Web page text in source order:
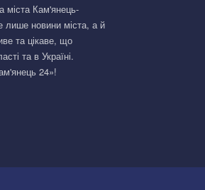
міста Кам'янець-
лише новини міста, а й
та цікаве, що
та в Україні.
24»!